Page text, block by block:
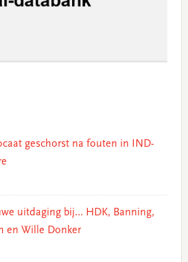
geschorst na fouten in IND-
uitdaging bij… HDK, Banning,
en Wille Donker